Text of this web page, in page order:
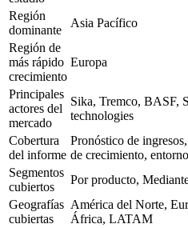
Región
dominante
Asia Pacífico
Región de
más rápido
crecimiento
Europa
Principales
actores del
mercado
Sika, Tremco, BASF,
technologies
Cobertura
del informe
Pronóstico de
de crecimiento,
Segmentos
cubiertos
Por producto,
Geografías
cubiertas
América del Norte,
África, LATAM